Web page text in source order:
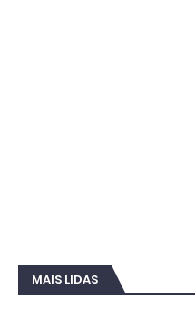
MAIS LIDAS